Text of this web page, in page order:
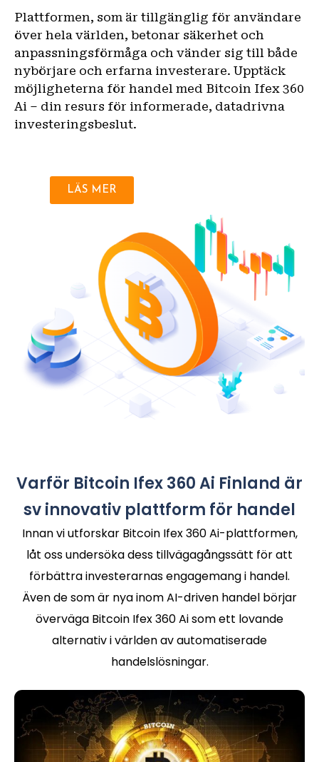
Plattformen, som är tillgänglig för användare
över hela världen, betonar säkerhet och
anpassningsförmåga och vänder sig till både
nybörjare och erfarna investerare. Upptäck
möjligheterna för handel med Bitcoin Ifex 360
Ai – din resurs för informerade, datadrivna
investeringsbeslut.
LÄS MER
Varför Bitcoin Ifex 360 Ai Finland är
sv innovativ plattform för handel
Innan vi utforskar Bitcoin Ifex 360 Ai-plattformen,
låt oss undersöka dess tillvägagångssätt för att
förbättra investerarnas engagemang i handel.
Även de som är nya inom AI-driven handel börjar
överväga Bitcoin Ifex 360 Ai som ett lovande
alternativ i världen av automatiserade
handelslösningar.